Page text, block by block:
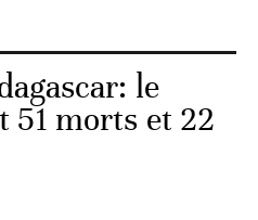
le
51 morts et 22